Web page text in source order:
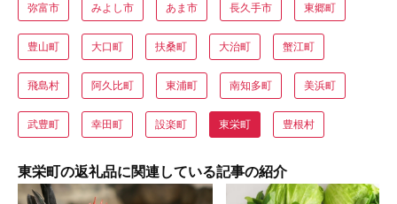
弥富市 みよし市 あま市 長久手市 東郷町
豊山町 大口町 扶桑町 大治町 蟹江町
飛島村 阿久比町 東浦町 南知多町 美浜町
武豊町 幸田町 設楽町 東栄町 豊根村
東栄町の返礼品に関連している記事の紹介